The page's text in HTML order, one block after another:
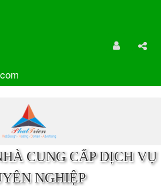
CUNG CẤP DỊCH VỤ
NGHIỆP